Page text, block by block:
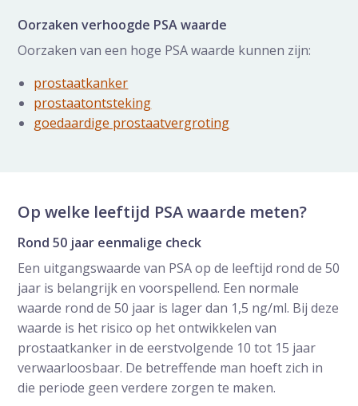
Oorzaken verhoogde PSA waarde
Oorzaken van een hoge PSA waarde kunnen zijn:
prostaatkanker
prostaatontsteking
goedaardige prostaatvergroting
Op welke leeftijd PSA waarde meten?
Rond 50 jaar eenmalige check
Een uitgangswaarde van PSA op de leeftijd rond de 50
jaar is belangrijk en voorspellend. Een normale
waarde rond de 50 jaar is lager dan 1,5 ng/ml. Bij deze
waarde is het risico op het ontwikkelen van
prostaatkanker in de eerstvolgende 10 tot 15 jaar
verwaarloosbaar. De betreffende man hoeft zich in
die periode geen verdere zorgen te maken.